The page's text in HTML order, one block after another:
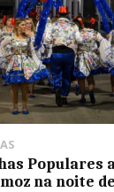
Populares
na noite